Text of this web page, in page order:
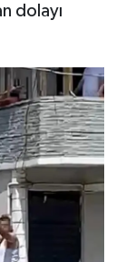
dolayı